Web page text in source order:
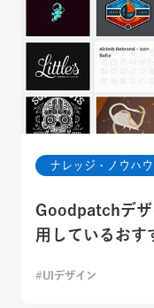
ナレッジ・ノウハウ
Goodpatchデザ
用しているおす
UIデザイン